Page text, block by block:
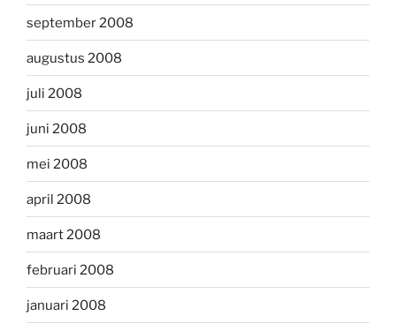
september 2008
augustus 2008
juli 2008
juni 2008
mei 2008
april 2008
maart 2008
februari 2008
januari 2008